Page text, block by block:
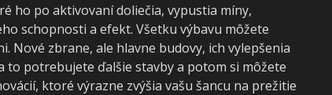
ho po aktivovaní doliečia, vypustia míny,
schopnosti a efekt. Všetku výbavu môžete
Nové zbrane, ale hlavne budovy, ich vylepšenia
potrebujete ďalšie stavby a potom si môžete
ktoré výrazne zvýšia vašu šancu na prežitie